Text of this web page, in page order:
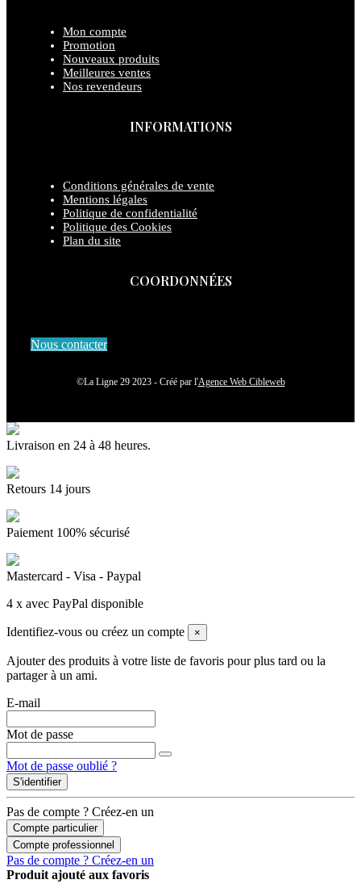
Mon compte
Promotion
Nouveaux produits
Meilleures ventes
Nos revendeurs
INFORMATIONS
Conditions générales de vente
Mentions légales
Politique de confidentialité
Politique des Cookies
Plan du site
COORDONNÉES
Nous contacter
©La Ligne 29 2023 - Créé par l'Agence Web Cibleweb
Livraison en 24 à 48 heures.
Retours 14 jours
Paiement 100% sécurisé
Mastercard - Visa - Paypal
4 x avec PayPal disponible
Identifiez-vous ou créez un compte ×
Ajouter des produits à votre liste de favoris pour plus tard ou la
partager à un ami.
E-mail
Mot de passe
Mot de passe oublié ?
S'identifier
Pas de compte ? Créez-en un
Compte particulier
Compte professionnel
Pas de compte ? Créez-en un
Produit ajouté aux favoris